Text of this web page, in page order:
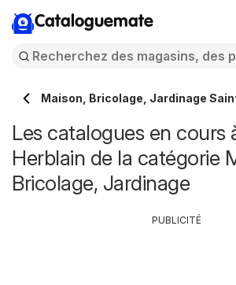
Cataloguemate
Maison, Bricolage, Jardinage
Les catalogues en cours
Herblain de la catégorie
Bricolage, Jardinage
PUBLICITÉ